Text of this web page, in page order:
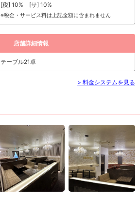
[税] 10% [サ] 10%
※税金・サービス料は上記金額に含まれません
店舗詳細情報
テーブル21卓
> 料金システムを見る